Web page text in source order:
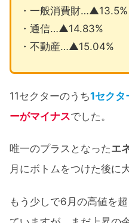
・一般消費財…▲13.5%
・通信…▲14.83%
・不動産…▲15.04%
11セクターのうち1セクタ
ーがマイナスでした。
唯一のプラスとなったエ
月にボトムをつけた後に
もう少しで6月の高値を